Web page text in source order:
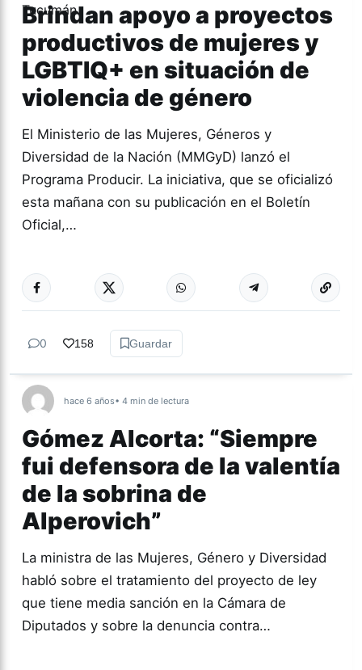
Brindan apoyo a proyectos
productivos de mujeres y
LGBTIQ+ en situación de
violencia de género
El Ministerio de las Mujeres, Géneros y
Diversidad de la Nación (MMGyD) lanzó el
Programa Producir. La iniciativa, que se oficializó
esta mañana con su publicación en el Boletín
Oficial,…
NACIONALES Más
0 158 Guardar
hace 6 años• 4 min de lectura
Gómez Alcorta: “Siempre
fui defensora de la valentía
de la sobrina de
Alperovich”
La ministra de las Mujeres, Género y Diversidad
habló sobre el tratamiento del proyecto de ley
que tiene media sanción en la Cámara de
Diputados y sobre la denuncia contra…